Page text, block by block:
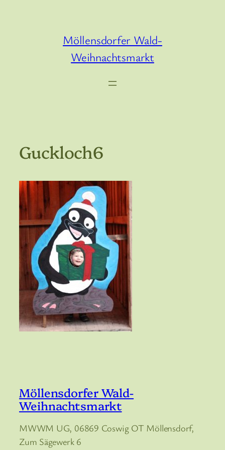
Möllensdorfer Wald-
Weihnachtsmarkt
Guckloch6
Möllensdorfer Wald-
Weihnachtsmarkt
MWWM UG, 06869 Coswig OT Möllensdorf,
Zum Sägewerk 6